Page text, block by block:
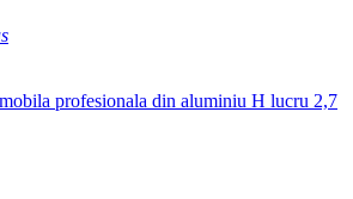
profesionala din aluminiu H lucru 2,7